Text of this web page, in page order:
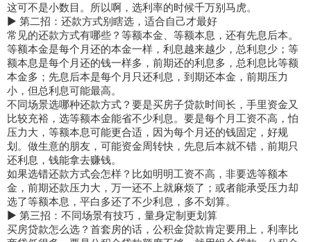
这可不是小数目。所以啊，选利率的时候千万别马虎。
► 第二招：还款方式别瞎选，适合自己才最好
常见的还款方式有哪些？等额本金、等额本息，还有先息后本。
等额本金是每个月还的本金一样，利息越来越少，总利息少；等
额本息是每个月还的钱一样多，前期还的利息多，总利息比等额
本金多；先息后本是每个月只还利息，到期还本金，前期压力
小，但总利息可能最高。
不同场景选哪种还款方式？要是买房子贷款时间长，手里资金又
比较充裕，选等额本金能省不少利息。要是每个月工资不高，怕
压力大，等额本息可能更合适，因为每个月还的钱固定，好规
划。做生意的朋友，可能资金周转快，先息后本就不错，前期只
还利息，钱能拿去赚钱。
如果选错还款方式会怎样？比如明明工资不高，非要选等额本
金，前期还款压力大，万一还不上就麻烦了；或者能承受压力却
选了等额本息，平白多还了不少利息，多不划算。
► 第三招：不同场景有技巧，量身定制更划算
买房贷款怎么选？首套房的话，公积金贷款肯定要用上，利率比